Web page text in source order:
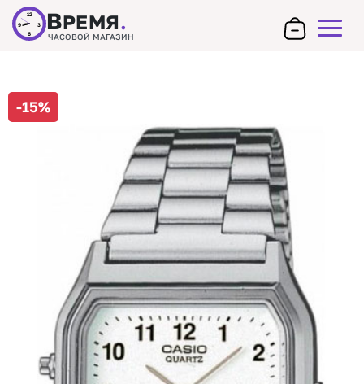
12
3
6
9 ВРЕМЯ.
ЧАСОВОЙ МАГАЗИН
-15%